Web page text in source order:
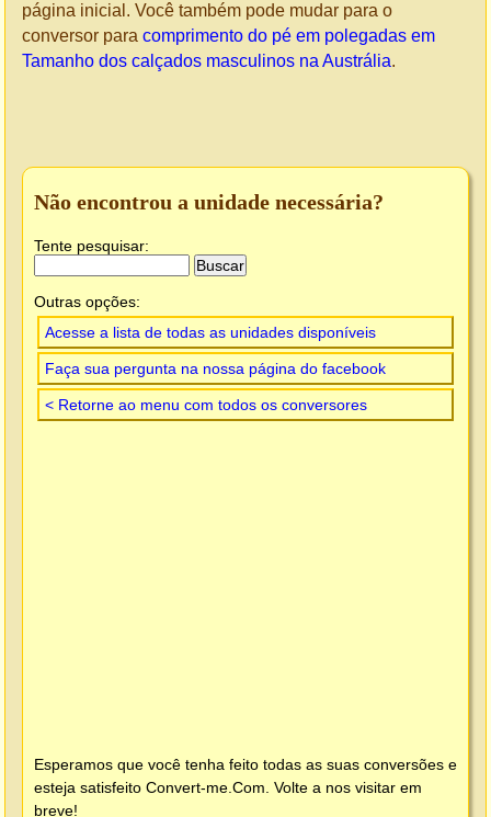
página inicial. Você também pode mudar para o
conversor para comprimento do pé em polegadas em
Tamanho dos calçados masculinos na Austrália.
Não encontrou a unidade necessária?
Tente pesquisar:
Outras opções:
Acesse a lista de todas as unidades disponíveis
Faça sua pergunta na nossa página do facebook
< Retorne ao menu com todos os conversores
Esperamos que você tenha feito todas as suas conversões e
esteja satisfeito Convert-me.Com. Volte a nos visitar em
breve!